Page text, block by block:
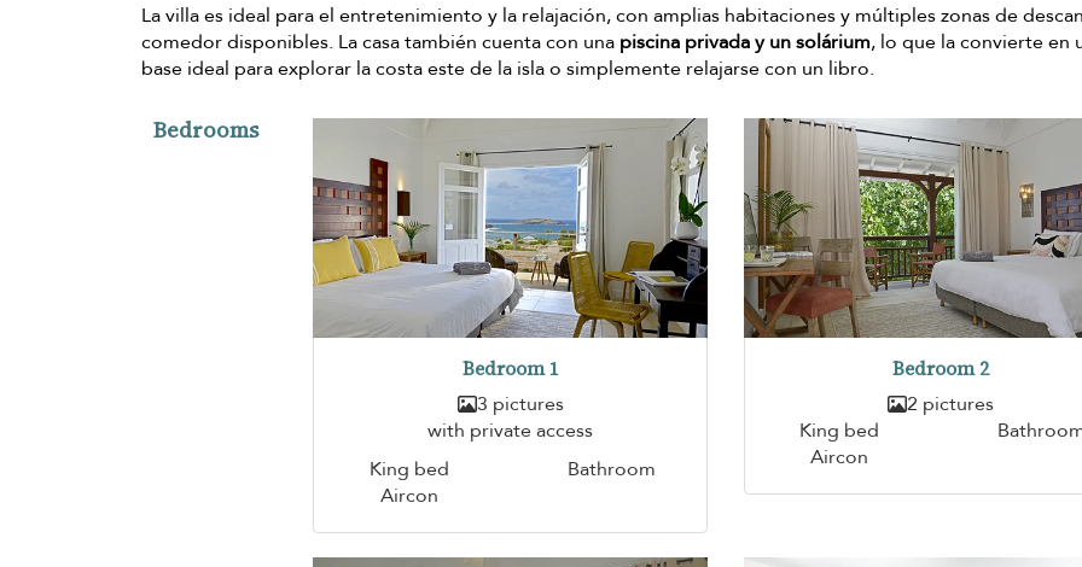
La villa es ideal para el entretenimiento y la relajación, con amplias habitaciones y múltiples zonas de
comedor disponibles. La casa también cuenta con una piscina privada y un solárium, lo que la convierte en
base ideal para explorar la costa este de la isla o simplemente relajarse con un libro.
Bedrooms
Bedroom 1
3 pictures
with private access
King bed
Bathroom
Aircon
Bedroom 2
2 pictures
King bed
Aircon